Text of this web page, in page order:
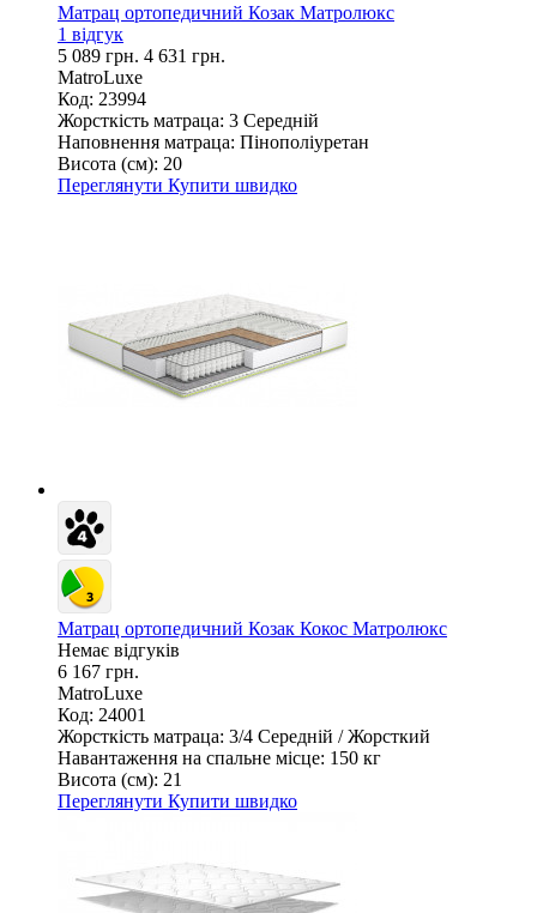
Матрац ортопедичний Козак Матролюкс
1 відгук
5 089 грн. 4 631 грн.
MatroLuxe
Код: 23994
Жорсткість матраца: 3 Середній
Наповнення матраца: Пінополіуретан
Висота (см): 20
Переглянути Купити швидко
Матрац ортопедичний Козак Кокос Матролюкс
Немає відгуків
6 167 грн.
MatroLuxe
Код: 24001
Жорсткість матраца: 3/4 Середній / Жорсткий
Навантаження на спальне місце: 150 кг
Висота (см): 21
Переглянути Купити швидко